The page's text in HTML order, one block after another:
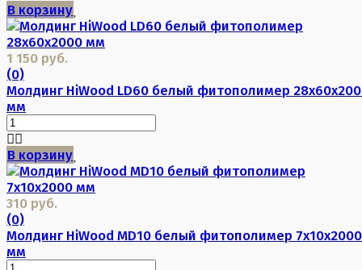
В корзину
1 150 руб.
(0)
Молдинг HiWood LD60 белый фитополимер
мм
В корзину
310 руб.
(0)
Молдинг HiWood MD10 белый фитополимер 7х10х2000
мм